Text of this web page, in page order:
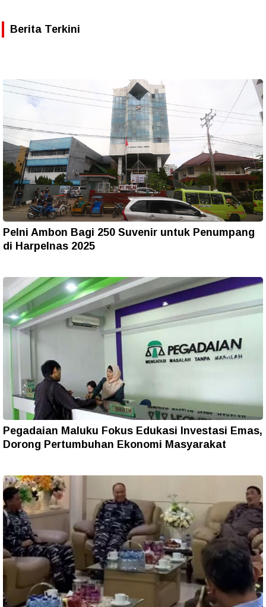
Berita Terkini
Pelni Ambon Bagi 250 Suvenir untuk Penumpang
di Harpelnas 2025
Pegadaian Maluku Fokus Edukasi Investasi Emas,
Dorong Pertumbuhan Ekonomi Masyarakat